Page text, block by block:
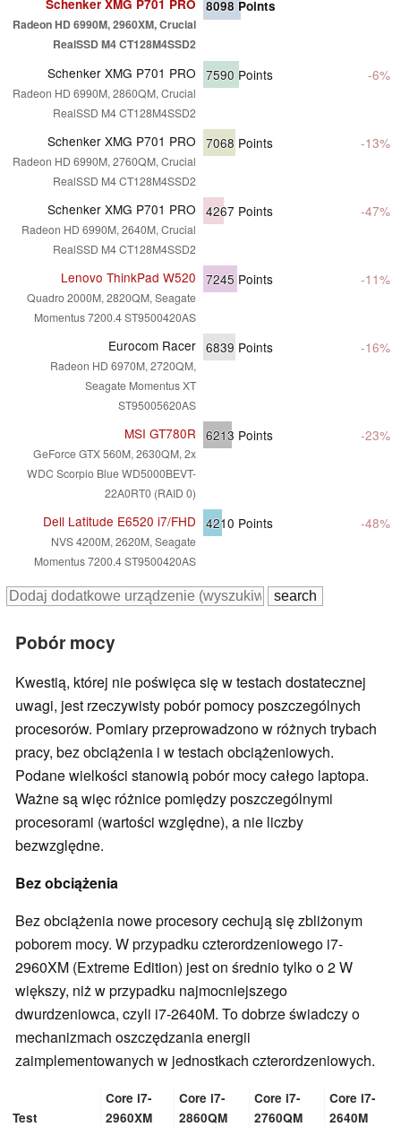
Schenker XMG P701 PRO
Radeon HD 6990M, 2960XM, Crucial
RealSSD M4 CT128M4SSD2
8098 Points
Schenker XMG P701 PRO
Radeon HD 6990M, 2860QM, Crucial
RealSSD M4 CT128M4SSD2
7590 Points -6%
Schenker XMG P701 PRO
Radeon HD 6990M, 2760QM, Crucial
RealSSD M4 CT128M4SSD2
7068 Points -13%
Schenker XMG P701 PRO
Radeon HD 6990M, 2640M, Crucial
RealSSD M4 CT128M4SSD2
4267 Points -47%
Lenovo ThinkPad W520
Quadro 2000M, 2820QM, Seagate
Momentus 7200.4 ST9500420AS
7245 Points -11%
Eurocom Racer
Radeon HD 6970M, 2720QM,
Seagate Momentus XT
ST95005620AS
6839 Points -16%
MSI GT780R
GeForce GTX 560M, 2630QM, 2x
WDC Scorpio Blue WD5000BEVT-
22A0RT0 (RAID 0)
6213 Points -23%
Dell Latitude E6520 i7/FHD
NVS 4200M, 2620M, Seagate
Momentus 7200.4 ST9500420AS
4210 Points -48%
Pobór mocy
Kwestią, której nie poświęca się w testach dostatecznej
uwagi, jest rzeczywisty pobór pomocy poszczególnych
procesorów. Pomiary przeprowadzono w różnych trybach
pracy, bez obciążenia i w testach obciążeniowych.
Podane wielkości stanowią pobór mocy całego laptopa.
Ważne są więc różnice pomiędzy poszczególnymi
procesorami (wartości względne), a nie liczby
bezwzględne.
Bez obciążenia
Bez obciążenia nowe procesory cechują się zbliżonym
poborem mocy. W przypadku czterordzeniowego i7-
2960XM (Extreme Edition) jest on średnio tylko o 2 W
większy, niż w przypadku najmocniejszego
dwurdzeniowca, czyli i7-2640M. To dobrze świadczy o
mechanizmach oszczędzania energii
zaimplementowanych w jednostkach czterordzeniowych.
Test
Core i7-
2960XM
Core i7-
2860QM
Core i7-
2760QM
Core i7-
2640M